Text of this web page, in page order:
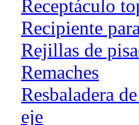
Receptáculo
Recipiente
Rejillas de
Remaches
Resbaladera
eje